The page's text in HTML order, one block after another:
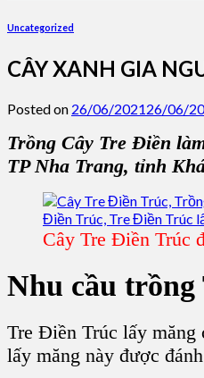
Uncategorized
CÂY XANH GIA
Posted on 26/06/202126/06/
Trồng Cây Tre Điền
TP Nha Trang, tỉnh
Cây Tre Điền Trúc
Nhu cầu trồng
Tre Điền Trúc lấy măng
lấy măng này được